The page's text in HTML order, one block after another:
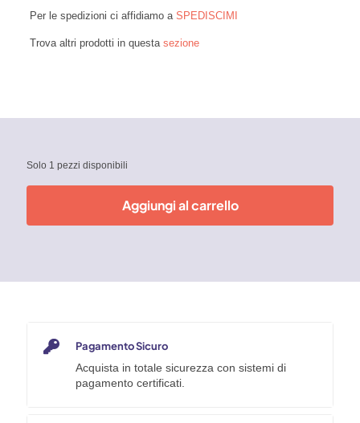
Per le spedizioni ci affidiamo a SPEDISCIMI
Trova altri prodotti in questa sezione
Solo 1 pezzi disponibili
Aggiungi al carrello
Pagamento Sicuro
Acquista in totale sicurezza con sistemi di
pagamento certificati.